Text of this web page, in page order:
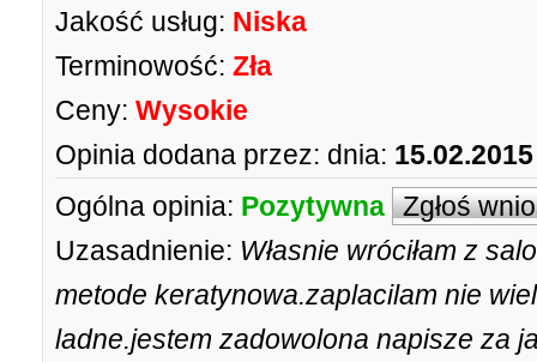
Jakość usług: Niska
Terminowość: Zła
Ceny: Wysokie
Opinia dodana przez: dnia:
Ogólna opinia: Pozytywna Zgłoś
Uzasadnienie: Własnie wróciłam z
metode keratynowa.zaplacilam nie
ladne.jestem zadowolona napisze za